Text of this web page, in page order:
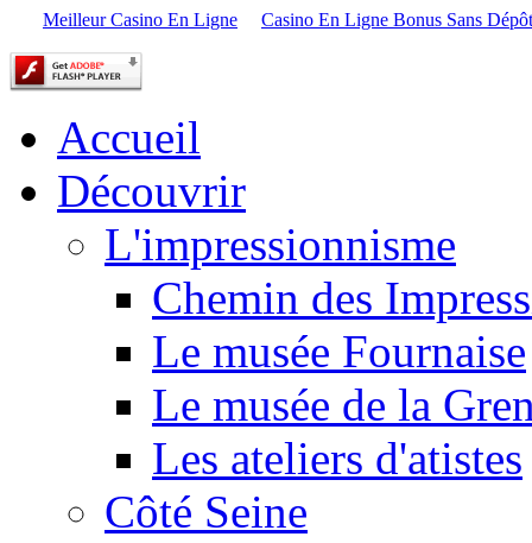
Meilleur Casino En Ligne Casino En Ligne Bonus Sans Dépôt
Accueil
Découvrir
L'impressionnisme
Chemin des
Le musée Fournaise
Le musée de la
Les ateliers d'atistes
Côté Seine